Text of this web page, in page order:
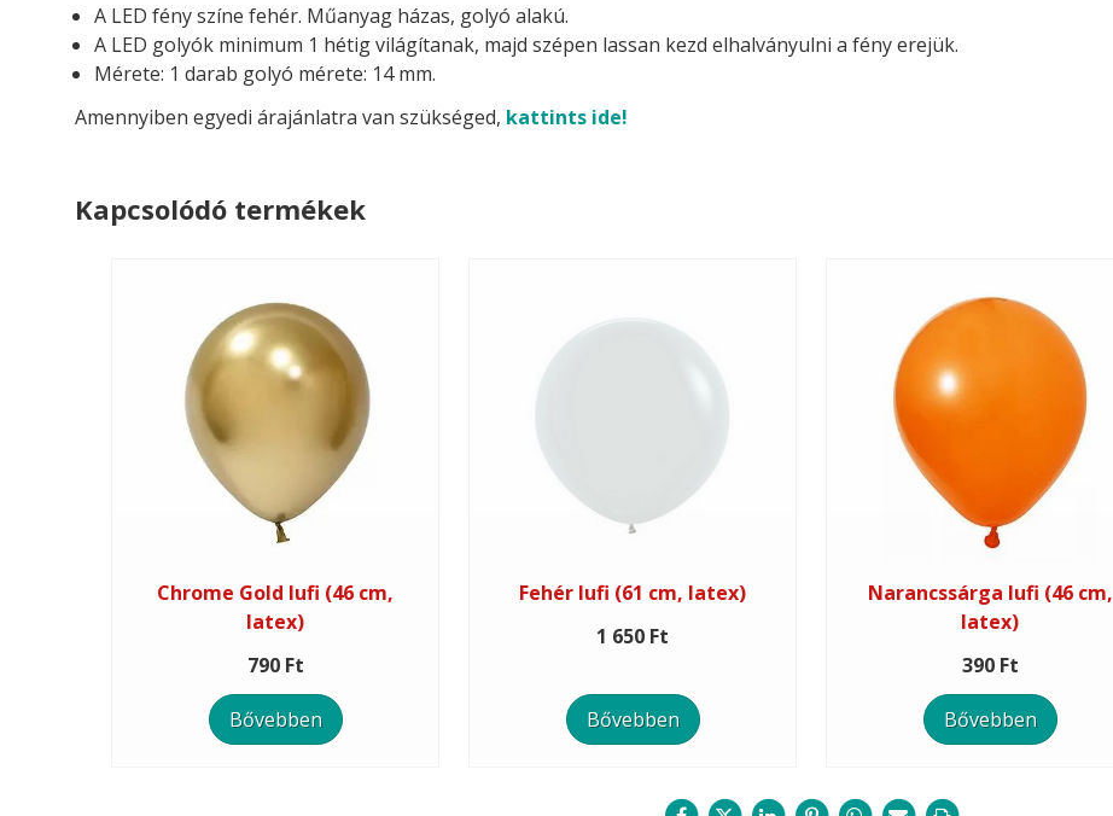
A LED fény színe fehér. Műanyag házas, golyó alakú.
A LED golyók minimum 1 hétig világítanak, majd szépen lassan kezd elhalványulni a fény erejük.
Mérete: 1 darab golyó mérete: 14 mm.
Amennyiben egyedi árajánlatra van szükséged, kattints ide!
Kapcsolódó termékek
Chrome Gold lufi (46 cm,
latex)
790 Ft
Bővebben
Fehér lufi (61 cm, latex)
1 650 Ft
Bővebben
Narancssárga lufi (46 cm,
latex)
390 Ft
Bővebben